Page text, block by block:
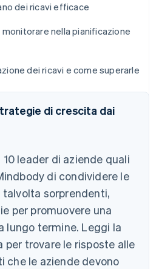
dei ricavi efficace
nella pianificazione
dei ricavi e come superarle
di crescita dai
leader di aziende quali
di condividere le
sorprendenti,
per promuovere una
lungo termine. Leggi la
per trovare le risposte alle
che le aziende devono